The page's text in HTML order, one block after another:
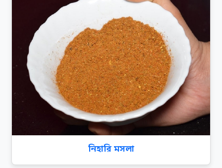
নিহারি মসলা